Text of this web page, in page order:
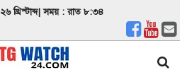
খ্রিস্টাব্দ| সময় : রাত ৮:৩৪